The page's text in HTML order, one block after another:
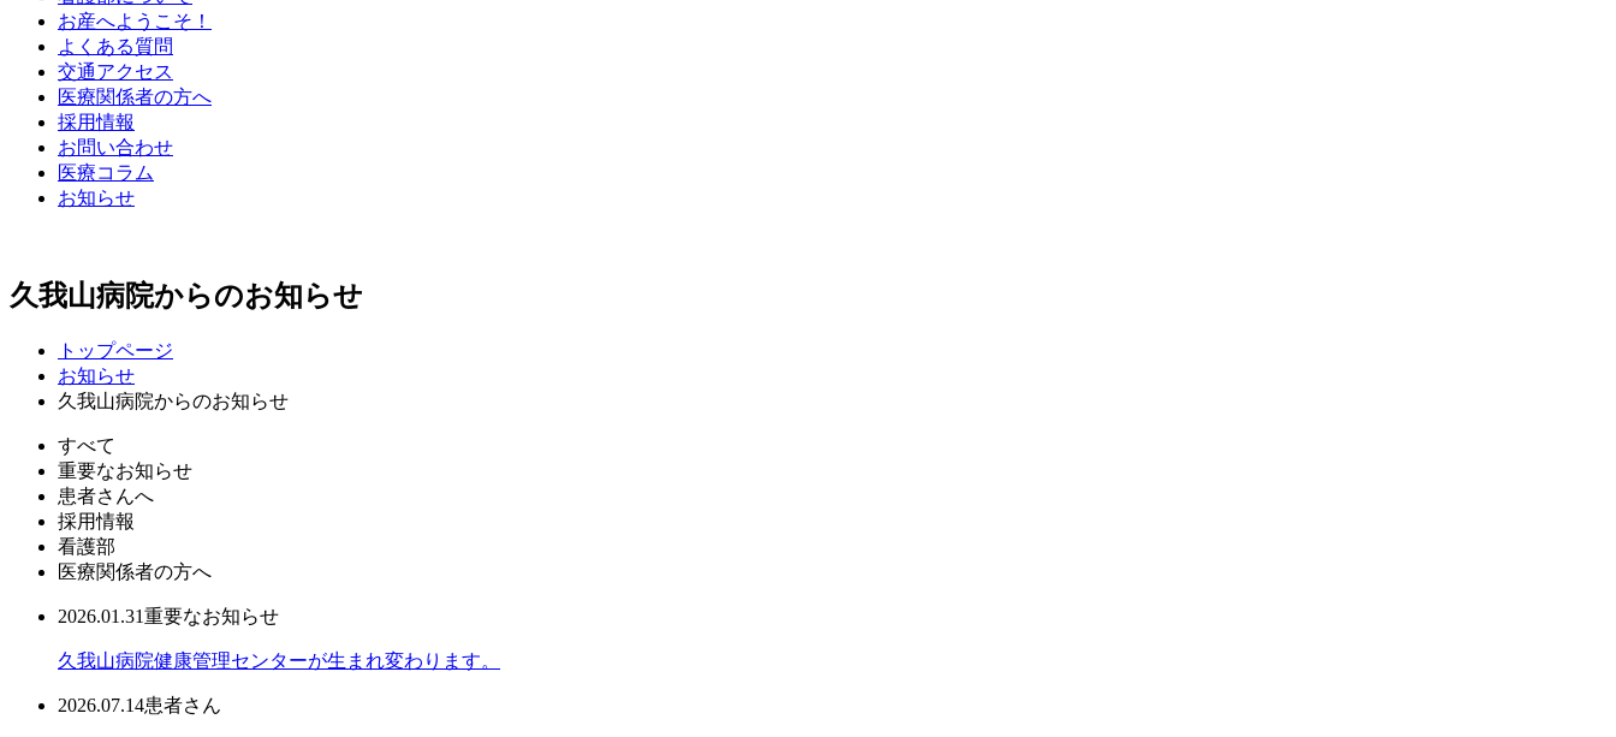
お産へようこそ！
よくある質問
交通アクセス
医療関係者の方へ
採用情報
お問い合わせ
医療コラム
お知らせ
久我山病院からのお知らせ
トップページ
お知らせ
久我山病院からのお知らせ
すべて
重要なお知らせ
患者さんへ
採用情報
看護部
医療関係者の方へ
2026.01.31重要なお知らせ
久我山病院健康管理センターが生まれ変わります。
2026.07.14患者さん